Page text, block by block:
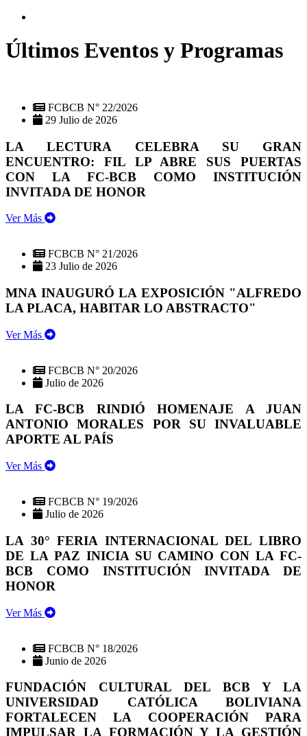
Últimos Eventos y Programas
FCBCB N° 22/2026
29 Julio de 2026
LA LECTURA CELEBRA SU GRAN
ENCUENTRO: FIL LP ABRE SUS PUERTAS
CON LA FC-BCB COMO INSTITUCIÓN
INVITADA DE HONOR
Ver Más
FCBCB N° 21/2026
23 Julio de 2026
MNA INAUGURÓ LA EXPOSICIÓN "ALFREDO
LA PLACA, HABITAR LO ABSTRACTO"
Ver Más
FCBCB N° 20/2026
Julio de 2026
LA FC-BCB RINDIÓ HOMENAJE A JUAN
ANTONIO MORALES POR SU INVALUABLE
APORTE AL PAÍS
Ver Más
FCBCB N° 19/2026
Julio de 2026
LA 30° FERIA INTERNACIONAL DEL LIBRO
DE LA PAZ INICIA SU CAMINO CON LA FC-
BCB COMO INSTITUCIÓN INVITADA DE
HONOR
Ver Más
FCBCB N° 18/2026
Junio de 2026
FUNDACIÓN CULTURAL DEL BCB Y LA
UNIVERSIDAD CATÓLICA BOLIVIANA
FORTALECEN LA COOPERACIÓN PARA
IMPULSAR LA FORMACIÓN Y LA GESTIÓN